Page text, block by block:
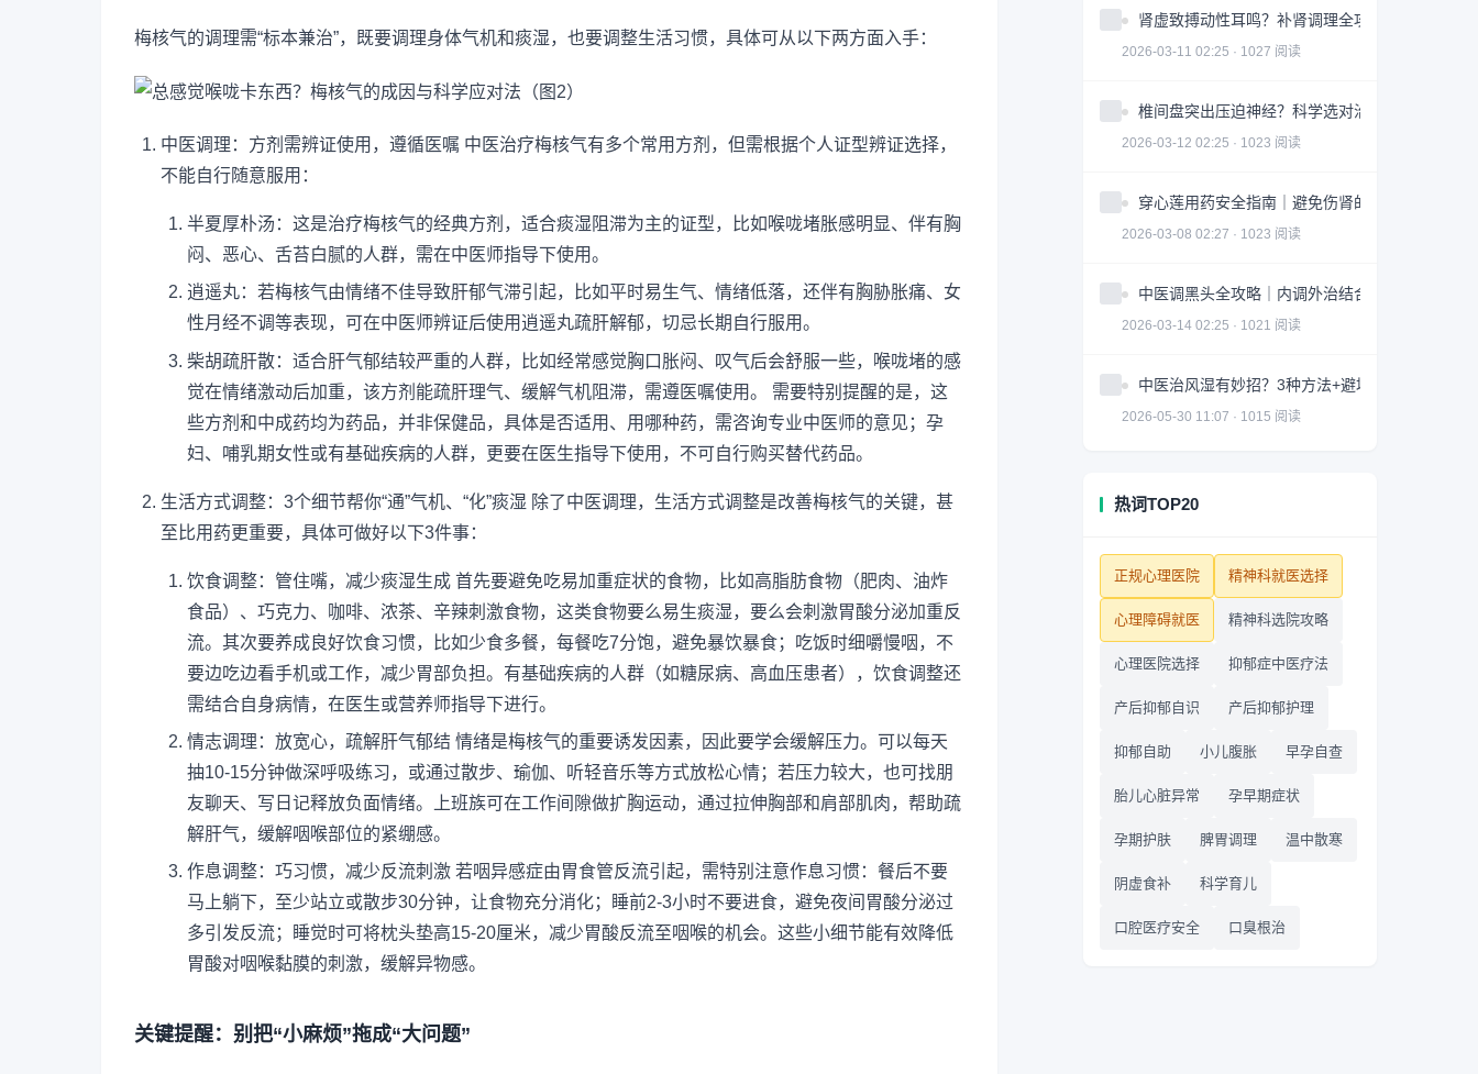
梅核气的调理需“标本兼治”，既要调理身体气机和痰湿，也要调整生活习惯，具体可从以下两方面入手：
中医调理：方剂需辨证使用，遵循医嘱 中医治疗梅核气有多个常用方剂，但需根据个人证型辨证选择，
不能自行随意服用：
半夏厚朴汤：这是治疗梅核气的经典方剂，适合痰湿阻滞为主的证型，比如喉咙堵胀感明显、伴有胸
闷、恶心、舌苔白腻的人群，需在中医师指导下使用。
逍遥丸：若梅核气由情绪不佳导致肝郁气滞引起，比如平时易生气、情绪低落，还伴有胸胁胀痛、女
性月经不调等表现，可在中医师辨证后使用逍遥丸疏肝解郁，切忌长期自行服用。
柴胡疏肝散：适合肝气郁结较严重的人群，比如经常感觉胸口胀闷、叹气后会舒服一些，喉咙堵的感
觉在情绪激动后加重，该方剂能疏肝理气、缓解气机阻滞，需遵医嘱使用。 需要特别提醒的是，这
些方剂和中成药均为药品，并非保健品，具体是否适用、用哪种药，需咨询专业中医师的意见；孕
妇、哺乳期女性或有基础疾病的人群，更要在医生指导下使用，不可自行购买替代药品。
生活方式调整：3个细节帮你“通”气机、“化”痰湿 除了中医调理，生活方式调整是改善梅核气的关键，甚
至比用药更重要，具体可做好以下3件事：
饮食调整：管住嘴，减少痰湿生成 首先要避免吃易加重症状的食物，比如高脂肪食物（肥肉、油炸
食品）、巧克力、咖啡、浓茶、辛辣刺激食物，这类食物要么易生痰湿，要么会刺激胃酸分泌加重反
流。其次要养成良好饮食习惯，比如少食多餐，每餐吃7分饱，避免暴饮暴食；吃饭时细嚼慢咽，不
要边吃边看手机或工作，减少胃部负担。有基础疾病的人群（如糖尿病、高血压患者），饮食调整还
需结合自身病情，在医生或营养师指导下进行。
情志调理：放宽心，疏解肝气郁结 情绪是梅核气的重要诱发因素，因此要学会缓解压力。可以每天
抽10-15分钟做深呼吸练习，或通过散步、瑜伽、听轻音乐等方式放松心情；若压力较大，也可找朋
友聊天、写日记释放负面情绪。上班族可在工作间隙做扩胸运动，通过拉伸胸部和肩部肌肉，帮助疏
解肝气，缓解咽喉部位的紧绷感。
作息调整：巧习惯，减少反流刺激 若咽异感症由胃食管反流引起，需特别注意作息习惯：餐后不要
马上躺下，至少站立或散步30分钟，让食物充分消化；睡前2-3小时不要进食，避免夜间胃酸分泌过
多引发反流；睡觉时可将枕头垫高15-20厘米，减少胃酸反流至咽喉的机会。这些小细节能有效降低
胃酸对咽喉黏膜的刺激，缓解异物感。
关键提醒：别把“小麻烦”拖成“大问题”
肾虚致搏动性耳鸣？补肾调理全攻略｜实用指南
2026-03-11 02:25 · 1027 阅读
椎间盘突出压迫神经？科学选对治疗方案全攻略
2026-03-12 02:25 · 1023 阅读
穿心莲用药安全指南｜避免伤肾的3大关键因素
2026-03-08 02:27 · 1023 阅读
中医调黑头全攻略｜内调外治结合改善皮肤问题
2026-03-14 02:25 · 1021 阅读
中医治风湿有妙招？3种方法+避坑指南助你科学
2026-05-30 11:07 · 1015 阅读
热词TOP20
正规心理医院 精神科就医选择
心理障碍就医 精神科选院攻略
心理医院选择 抑郁症中医疗法
产后抑郁自识 产后抑郁护理
抑郁自助 小儿腹胀 早孕自查
胎儿心脏异常 孕早期症状
孕期护肤 脾胃调理 温中散寒
阴虚食补 科学育儿
口腔医疗安全 口臭根治